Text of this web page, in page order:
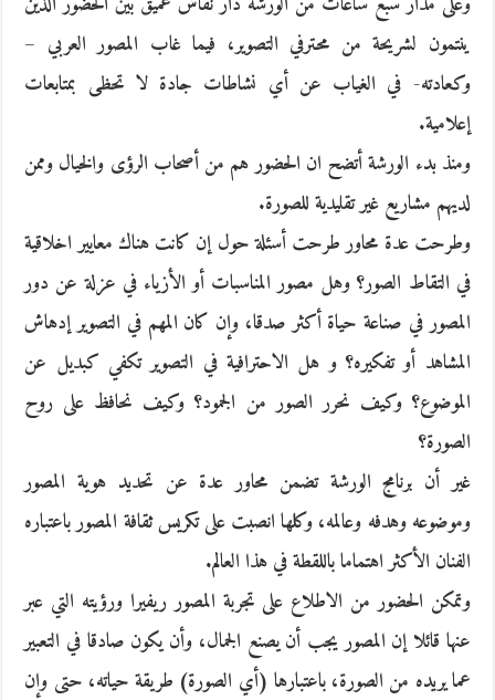
ينتمون لشريحة من محترفي التصوير، فيما غاب المصور العربي –
وكعادته- في الغياب عن أي نشاطات جادة لا تحظى بمتابعات
إعلامية.
ومنذ بدء الورشة أتضح ان الحضور هم من أصحاب الرؤى والخيال وممن
لديهم مشاريع غير تقليدية للصورة.
وطرحت عدة محاور طرحت أسئلة حول إن كانت هناك معايير اخلاقية
في التقاط الصور؟ وهل مصور المناسبات أو الأزياء في عزلة عن دور
المصور في صناعة حياة أكثر صدقا، وإن كان المهم في التصوير إدهاش
المشاهد أو تفكيره؟ و هل الاحترافية في التصوير تكفي كبديل عن
الموضوع؟ وكيف نحرر الصور من الجمود؟ وكيف نحافظ على روح
الصورة؟
غير أن برنامج الورشة تضمن محاور عدة عن تحديد هوية المصور
وموضوعه وهدفه وعالمه، وكلها انصبت على تكريس ثقافة المصور باعتباره
الفنان الأكثر اهتماما باللقطة في هذا العالم.
وتمكن الحضور من الاطلاع على تجربة المصور ريفيرا ورؤيته التي عبر
عنها قائلا إن المصور يجب أن يصنع الجمال، وأن يكون صادقا في التعبير
عما يريده من الصورة، باعتبارها (أي الصورة) طريقة حياته، حتى وإن